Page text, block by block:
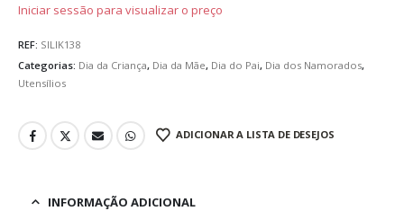
Iniciar sessão para visualizar o preço
REF: SILIK138
Categorias: Dia da Criança, Dia da Mãe, Dia do Pai, Dia dos Namorados,
Utensílios
ADICIONAR A LISTA DE DESEJOS
INFORMAÇÃO ADICIONAL